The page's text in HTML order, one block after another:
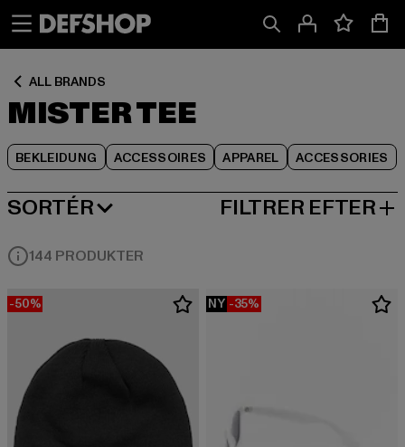
ALL BRANDS
MISTER TEE
BEKLEIDUNG ACCESSOIRES APPAREL ACCESSORIES
SORTÉR
MEST POPULÆRE FILTRER EFTER
144 PRODUKTER
-50% NY -35%